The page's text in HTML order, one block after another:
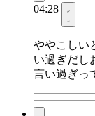
04:28
ややこしい
い過ぎだし
言い過ぎっ